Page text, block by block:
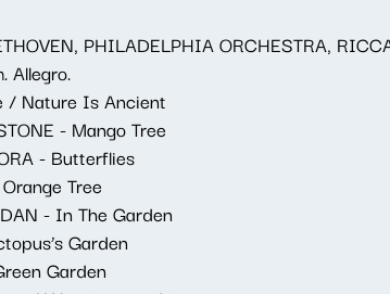
PHILADELPHIA ORCHESTRA,
Allegro.
/ Nature Is Ancient
- Mango Tree
- Butterflies
Tree
- In The Garden
Garden
Garden